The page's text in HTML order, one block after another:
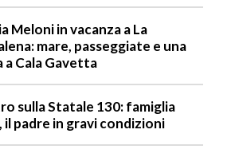
Meloni in vacanza a La
mare, passeggiate e una
a Cala Gavetta
sulla Statale 130: famiglia
padre in gravi condizioni